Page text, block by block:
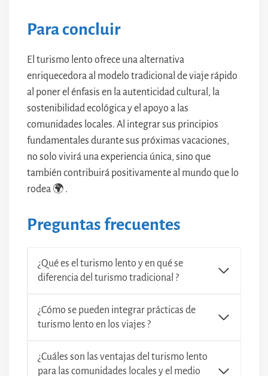
Para concluir
El turismo lento ofrece una alternativa
enriquecedora al modelo tradicional de viaje rápido
al poner el énfasis en la autenticidad cultural, la
sostenibilidad ecológica y el apoyo a las
comunidades locales. Al integrar sus principios
fundamentales durante sus próximas vacaciones,
no solo vivirá una experiencia única, sino que
también contribuirá positivamente al mundo que lo
rodea 🌍 .
Preguntas frecuentes
¿Qué es el turismo lento y en qué se
diferencia del turismo tradicional ?
¿Cómo se pueden integrar prácticas de
turismo lento en los viajes ?
¿Cuáles son las ventajas del turismo lento
para las comunidades locales y el medio